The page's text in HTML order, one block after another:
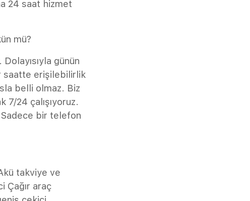
24 saat hizmet
mü?
günün
saatte erişilebilirlik
belli olmaz. Biz
7/24 çalışıyoruz.
bir telefon
takviye ve
Çağır araç